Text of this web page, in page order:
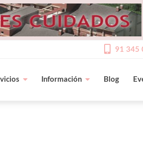
91 345
Información Blog